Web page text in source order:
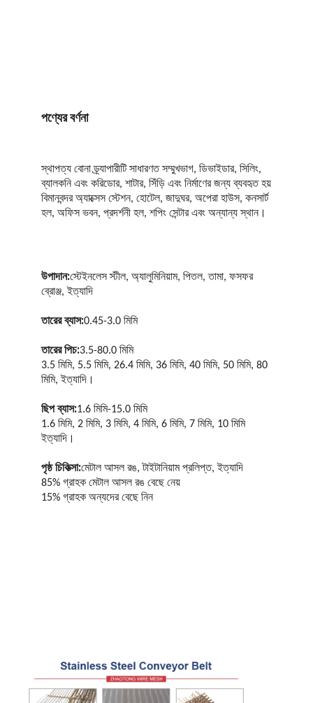
পণ্যের বর্ণনা
স্থাপত্য বোনা ড্র্যাপারীটি সাধারণত সম্মুখভাগ, ডিভাইডার, সিলিং,
ব্যালকনি এবং করিডোর, শাটার, সিঁড়ি এবং নির্মাণের জন্য ব্যবহৃত হয়
বিমানবন্দর অ্যাক্সেস স্টেশন, হোটেল, জাদুঘর, অপেরা হাউস, কনসার্ট
হল, অফিস ভবন, প্রদর্শনী হল, শপিং সেন্টার এবং অন্যান্য স্থান।
উপাদান:স্টেইনলেস স্টীল, অ্যালুমিনিয়াম, পিতল, তামা, ফসফর
ব্রোঞ্জ, ইত্যাদি
তারের ব্যাস:0.45-3.0 মিমি
তারের পিচ:3.5-80.0 মিমি
3.5 মিমি, 5.5 মিমি, 26.4 মিমি, 36 মিমি, 40 মিমি, 50 মিমি, 80
মিমি, ইত্যাদি।
ছিপ ব্যাস:1.6 মিমি-15.0 মিমি
1.6 মিমি, 2 মিমি, 3 মিমি, 4 মিমি, 6 মিমি, 7 মিমি, 10 মিমি
ইত্যাদি।
পৃষ্ঠ চিকিত্সা:মেটাল আসল রঙ, টাইটানিয়াম প্রলিপ্ত, ইত্যাদি
85% গ্রাহক মেটাল আসল রঙ বেছে নেয়
15% গ্রাহক অন্যদের বেছে নিন